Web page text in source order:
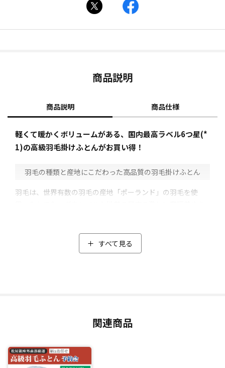
商品説明
商品説明 商品仕様
軽くて暖かくボリュームがある、国内最高ラベル6つ星(*
1)の高級羽毛掛けふとんがお買い得！
⽻⽑の種類と産地にこだわった高品質の羽毛掛けふとん
羽毛は、世界有数の羽毛の産地「ポーランド」の羽毛を使
ワイトマザーグース」をセレクト。
マザーグースはダウンが大きく耐久性が高いのが特徴で、空
暖かくボリュームのある高級羽毛掛けふとんに仕上がりまし
閑散期の今だからこそ実現した特別価格
すべて見る
関連商品